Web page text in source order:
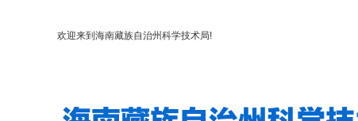
欢迎来到 海南藏族自治州科学技术局!